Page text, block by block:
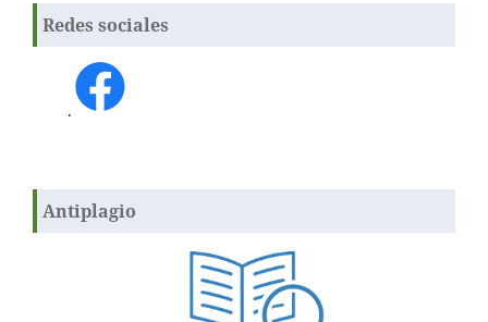
Redes sociales
.
Antiplagio